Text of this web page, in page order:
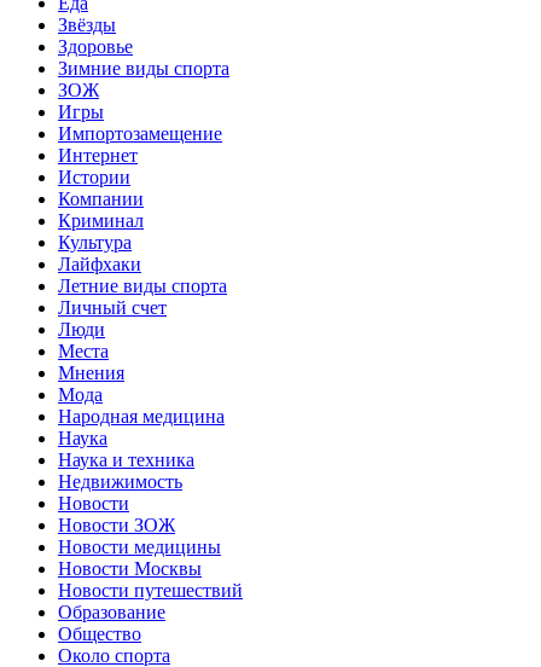
Звёзды
Здоровье
Зимние виды спорта
ЗОЖ
Игры
Импортозамещение
Интернет
Истории
Компании
Криминал
Культура
Лайфхаки
Летние виды спорта
Личный счет
Люди
Места
Мнения
Мода
Народная медицина
Наука
Наука и техника
Недвижимость
Новости
Новости ЗОЖ
Новости медицины
Новости Москвы
Новости путешествий
Образование
Общество
Около спорта